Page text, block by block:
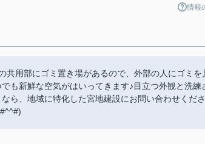
情報
共用部にゴミ置き場があるので、外部の人にゴミを
も新鮮な空気がはいってきます♪目立つ外観と洗練
ら、地域に特化した宮地建設にお問い合わせくださ